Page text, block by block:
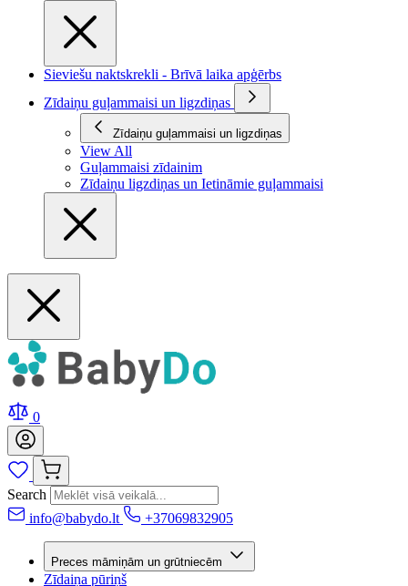
Sieviešu naktskrekli - Brīvā laika apģērbs
Zīdaiņu guļammaisi un ligzdiņas
Zīdaiņu guļammaisi un ligzdiņas
View All
Guļammaisi zīdainim
Zīdaiņu ligzdiņas un Ietināmie guļammaisi
0
Search
info@babydo.lt
+37069832905
Preces māmiņām un grūtniecēm
Zīdaiņa pūriņš